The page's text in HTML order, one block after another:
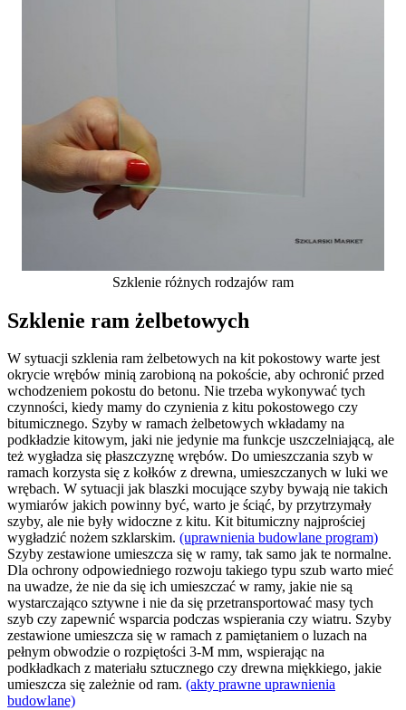
Szklenie różnych rodzajów ram
Szklenie ram żelbetowych
W sytuacji szklenia ram żelbetowych na kit pokostowy warte jest
okrycie wrębów minią zarobioną na pokoście, aby ochronić przed
wchodzeniem pokostu do betonu. Nie trzeba wykonywać tych
czynności, kiedy mamy do czynienia z kitu pokostowego czy
bitumicznego. Szyby w ramach żelbetowych wkładamy na
podkładzie kitowym, jaki nie jedynie ma funkcje uszczelniającą, ale
też wygładza się płaszczyznę wrębów. Do umieszczania szyb w
ramach korzysta się z kołków z drewna, umieszczanych w luki we
wrębach. W sytuacji jak blaszki mocujące szyby bywają nie takich
wymiarów jakich powinny być, warto je ściąć, by przytrzymały
szyby, ale nie były widoczne z kitu. Kit bitumiczny najprościej
wygładzić nożem szklarskim. (uprawnienia budowlane program)
Szyby zestawione umieszcza się w ramy, tak samo jak te normalne.
Dla ochrony odpowiedniego rozwoju takiego typu szub warto mieć
na uwadze, że nie da się ich umieszczać w ramy, jakie nie są
wystarczająco sztywne i nie da się przetransportować masy tych
szyb czy zapewnić wsparcia podczas wspierania czy wiatru. Szyby
zestawione umieszcza się w ramach z pamiętaniem o luzach na
pełnym obwodzie o rozpiętości 3-M mm, wspierając na
podkładkach z materiału sztucznego czy drewna miękkiego, jakie
umieszcza się zależnie od ram. (akty prawne uprawnienia
budowlane)